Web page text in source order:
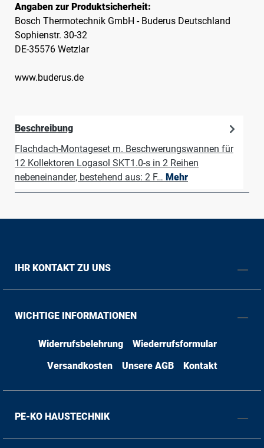
Angaben zur Produktsicherheit:
Bosch Thermotechnik GmbH - Buderus Deutschland
Sophienstr. 30-32
DE-35576 Wetzlar
www.buderus.de
Beschreibung
Flachdach-Montageset m. Beschwerungswannen für
12 Kollektoren Logasol SKT1.0-s in 2 Reihen
nebeneinander, bestehend aus: 2 F… Mehr
IHR KONTAKT ZU UNS
WICHTIGE INFORMATIONEN
Widerrufsbelehrung
Wiederrufsformular
Versandkosten
Unsere AGB Kontakt
PE-KO HAUSTECHNIK